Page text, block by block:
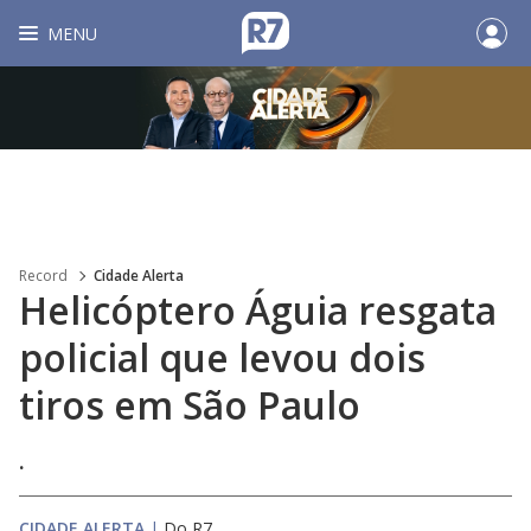
MENU
Record Cidade Alerta
Helicóptero Águia resgata
policial que levou dois
tiros em São Paulo
.